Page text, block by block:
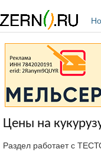
Цены на
Раздел работает с